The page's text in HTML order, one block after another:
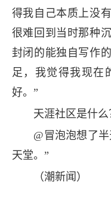
得我自己本质上没
很难回到当时那种
封闭的能独自写作
足，我觉得我现在
好。”
天涯社区是什么
@冒泡泡想了半
天堂。”
（潮新闻）